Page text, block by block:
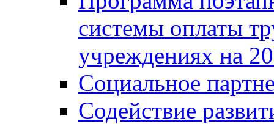
системы оплаты
учреждениях на
Социальное
Содействие